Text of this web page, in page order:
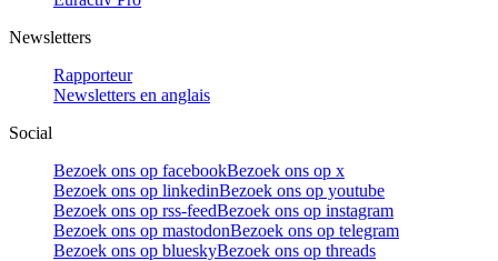
Newsletters
Rapporteur
Newsletters en anglais
Social
Bezoek ons op facebookBezoek ons op x
Bezoek ons op linkedinBezoek ons op youtube
Bezoek ons op rss-feedBezoek ons op instagram
Bezoek ons op mastodonBezoek ons op telegram
Bezoek ons op blueskyBezoek ons op threads